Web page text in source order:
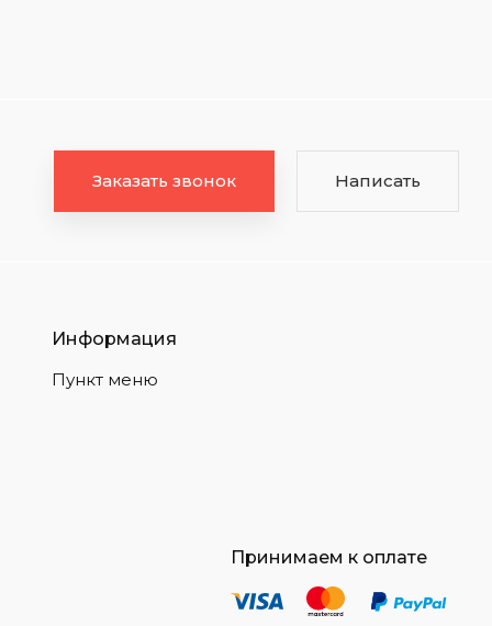
Заказать звонок Написать
Информация
Пункт меню
Принимаем к оплате